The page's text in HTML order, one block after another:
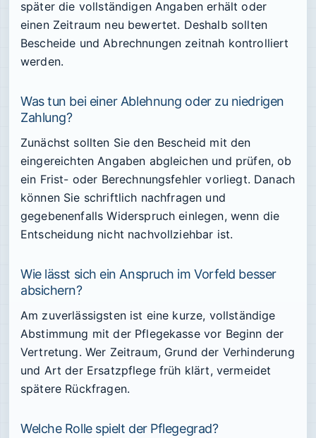
später die vollständigen Angaben erhält oder
einen Zeitraum neu bewertet. Deshalb sollten
Bescheide und Abrechnungen zeitnah kontrolliert
werden.
Was tun bei einer Ablehnung oder zu niedrigen
Zahlung?
Zunächst sollten Sie den Bescheid mit den
eingereichten Angaben abgleichen und prüfen, ob
ein Frist- oder Berechnungsfehler vorliegt. Danach
können Sie schriftlich nachfragen und
gegebenenfalls Widerspruch einlegen, wenn die
Entscheidung nicht nachvollziehbar ist.
Wie lässt sich ein Anspruch im Vorfeld besser
absichern?
Am zuverlässigsten ist eine kurze, vollständige
Abstimmung mit der Pflegekasse vor Beginn der
Vertretung. Wer Zeitraum, Grund der Verhinderung
und Art der Ersatzpflege früh klärt, vermeidet
spätere Rückfragen.
Welche Rolle spielt der Pflegegrad?